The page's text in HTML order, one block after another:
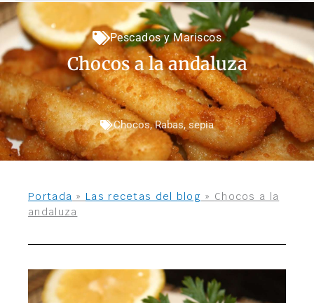
Pescados y Mariscos
Chocos a la andaluza
Chocos,Rabas,sepia
Portada » Las recetas del blog » Chocos a la
andaluza